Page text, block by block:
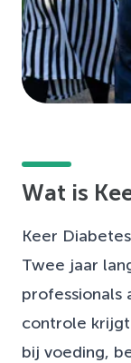
Wat is
Keer
Twee jaar
professionals
controle
bij voeding,